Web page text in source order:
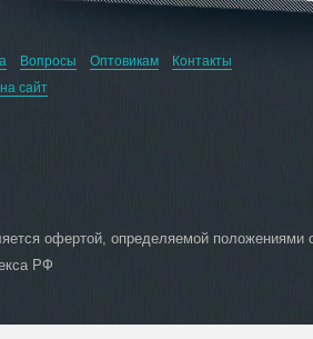
Вопросы Оптовикам
Контакты
сайт
офертой, определяемой положениями
РФ